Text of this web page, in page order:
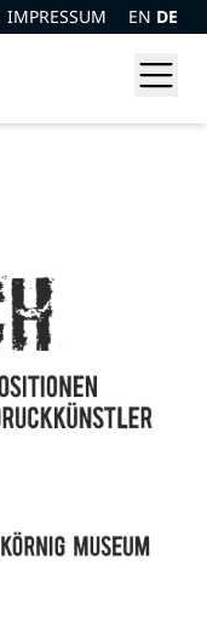
IMPRESSUM EN DE